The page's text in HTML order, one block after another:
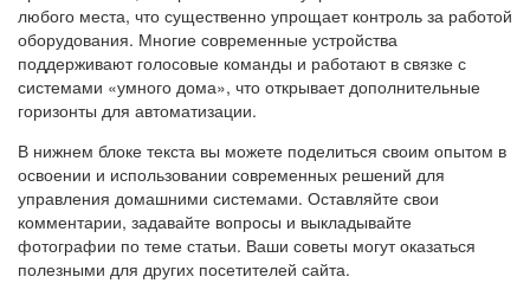
любого места, что существенно упрощает контроль за работой
оборудования. Многие современные устройства
поддерживают голосовые команды и работают в связке с
системами «умного дома», что открывает дополнительные
горизонты для автоматизации.
В нижнем блоке текста вы можете поделиться своим опытом в
освоении и использовании современных решений для
управления домашними системами. Оставляйте свои
комментарии, задавайте вопросы и выкладывайте
фотографии по теме статьи. Ваши советы могут оказаться
полезными для других посетителей сайта.